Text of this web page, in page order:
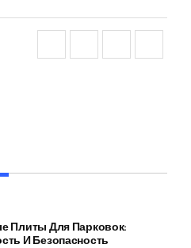
Плиты Для Парковок:
И Безопасность